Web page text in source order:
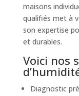
maisons
qualifiés met à
son expertise
et durables.
Voici nos
Diagnostic